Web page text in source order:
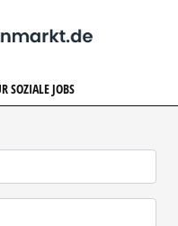
SOZIALE JOBS